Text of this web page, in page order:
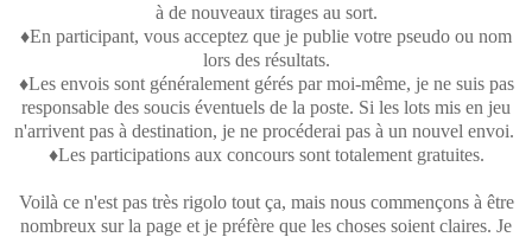
à de nouveaux tirages au sort.
♦En participant, vous acceptez que je publie votre pseudo ou nom
lors des résultats.
♦Les envois sont généralement gérés par moi-même, je ne suis pas
responsable des soucis éventuels de la poste. Si les lots mis en jeu
n'arrivent pas à destination, je ne procéderai pas à un nouvel envoi.
♦Les participations aux concours sont totalement gratuites.
Voilà ce n'est pas très rigolo tout ça, mais nous commençons à être
nombreux sur la page et je préfère que les choses soient claires. Je